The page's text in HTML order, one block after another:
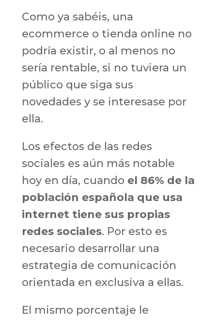
Como ya sabéis, una
ecommerce o tienda online no
podría existir, o al menos no
sería rentable, si no tuviera un
público que siga sus
novedades y se interesase por
ella.
Los efectos de las redes
sociales es aún más notable
hoy en día, cuando el 86% de la
población española que usa
internet tiene sus propias
redes sociales. Por esto es
necesario desarrollar una
estrategia de comunicación
orientada en exclusiva a ellas.
El mismo porcentaje le